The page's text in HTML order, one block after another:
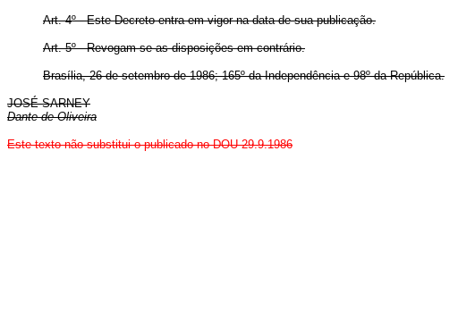
Art. 4º - Este Decreto entra em vigor na data de sua publicação.
Art. 5º - Revogam-se as disposições em contrário.
Brasília, 26 de setembro de 1986; 165º da Independência e 98º da República.
JOSÉ SARNEY
Dante de Oliveira
Este texto não substitui o publicado no DOU 29.9.1986